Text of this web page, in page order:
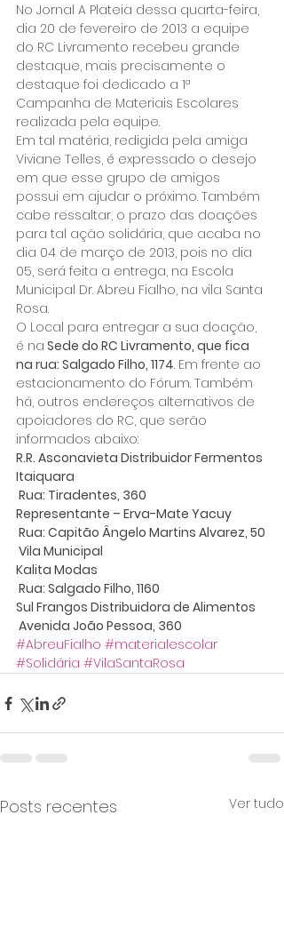
No Jornal A Plateia dessa quarta-feira,
dia 20 de fevereiro de 2013 a equipe
do RC Livramento recebeu grande
destaque, mais precisamente o
destaque foi dedicado a 1ª
Campanha de Materiais Escolares
realizada pela equipe.
Em tal matéria, redigida pela amiga
Viviane Telles, é expressado o desejo
em que esse grupo de amigos
possui em ajudar o próximo. Também
cabe ressaltar, o prazo das doações
para tal ação solidária, que acaba no
dia 04 de março de 2013, pois no dia
05, será feita a entrega, na Escola
Municipal Dr. Abreu Fialho, na vila Santa
Rosa.
O Local para entregar a sua doação,
é na Sede do RC Livramento, que fica
na rua: Salgado Filho, 1174. Em frente ao
estacionamento do Fórum. Também
há, outros endereços alternativos de
apoiadores do RC, que serão
informados abaixo:
R.R. Asconavieta Distribuidor Fermentos
Itaiquara
Rua: Tiradentes, 360
Representante – Erva-Mate Yacuy
Rua: Capitão Ângelo Martins Alvarez, 50
Vila Municipal
Kalita Modas
Rua: Salgado Filho, 1160
Sul Frangos Distribuidora de Alimentos
Avenida João Pessoa, 360
#AbreuFialho #materialescolar
#Solidária #VilaSantaRosa
Posts recentes Ver tudo